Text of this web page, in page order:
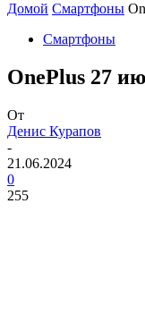
Домой Смартфоны
Смартфоны
OnePlus 27
От
Денис Курапов
-
21.06.2024
0
255